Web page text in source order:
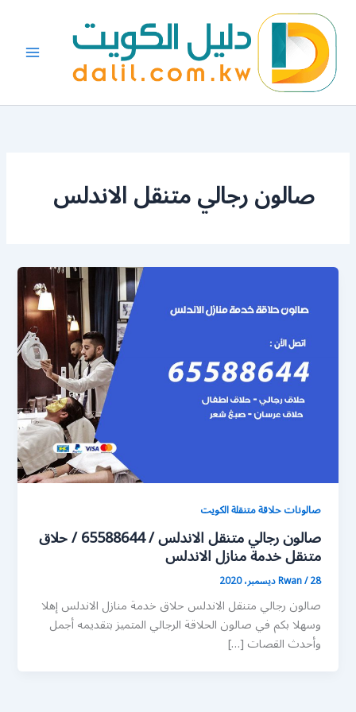
المحتوى
صالون رجالي متنقل الاندلس
صالونات حلاقة متنقلة الكويت
صالون رجالي متنقل الاندلس / 65588644 / حلاق
متنقل خدمة منازل الاندلس
Rwan/28 ديسمبر، 2020
صالون رجالي متنقل الاندلس حلاق خدمة منازل الاندلس إهلا
وسهلا بكم في صالون الحلاقة الرجالي المتميز بتقديمه أجمل
وأحدث القصات […]